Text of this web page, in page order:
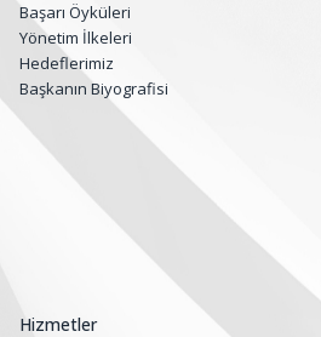
Başarı Öyküleri
Yönetim İlkeleri
Hedeflerimiz
Başkanın Biyografisi
Hizmetler